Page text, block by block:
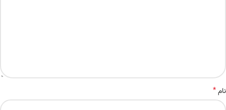
نام*